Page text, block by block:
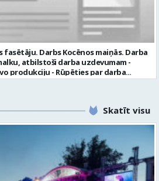
līdz 16:00. 2 nedēļu laikā pēc
ar pretendentiem, kuri tiks
izmantos, lai konkursa kārtībā
SIA “VTU VALMIERA” iekšējā datu
SIA “VTU VALMIERA” personāla
vakancei lūdzam kandidātam
laika veids: Summētais darba laiks
uz nenoteiktu laiku Slodze: Viena
Pakalpojumi Pieteikto vietu skaits: 1
nenoteiktu laiku Aktuāla līdz: 2026-08-
vakancei lūdzu sūtīt uz e-pastu
personīgi Izglītības līmenis:
Darbs Kocēnos maiņās. Darba
atbilstoši darba uzdevumam -
produkciju - Rūpēties par darba
fiziskā
algu - Profesionālus un
izmaksas veids: Laika darba alga
Gravas iela 2, Kocēni, Kocēnu pag.,
vesela slodze Darbības joma: Ražošana
līdz: 2027-09-07 Darba sākšanas
Skatīt visu